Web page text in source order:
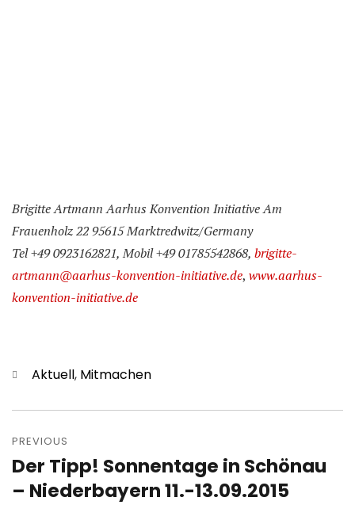
Brigitte Artmann Aarhus Konvention Initiative Am
Frauenholz 22 95615 Marktredwitz/Germany
Tel +49 0923162821, Mobil +49 01785542868, brigitte-
artmann@aarhus-konvention-initiative.de, www.aarhus-
konvention-initiative.de
Categories
Aktuell, Mitmachen
navigation
PREVIOUS
Previous
post:
Der Tipp! Sonnentage in Schönau
– Niederbayern 11.-13.09.2015